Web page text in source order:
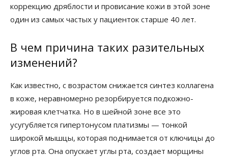
коррекцию дряблости и провисание кожи в этой зоне
один из самых частых у пациенток старше 40 лет.
В чем причина таких разительных
изменений?
Как известно, с возрастом снижается синтез коллагена
в коже, неравномерно резорбируется подкожно-
жировая клетчатка. Но в шейной зоне все это
усугубляется гипертонусом платизмы — тонкой
широкой мышцы, которая поднимается от ключицы до
углов рта. Она опускает углы рта, создает морщины